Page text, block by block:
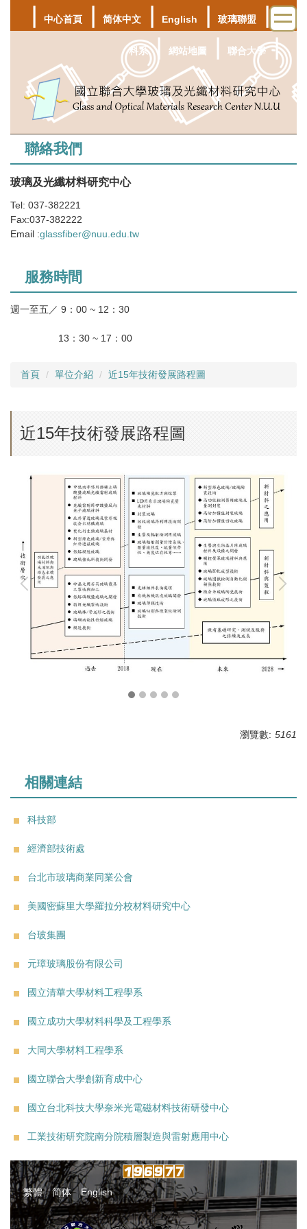
中心首頁 简体中文 English 玻璃聯盟 ｜材
料系｜ 網站地圖 聯合大學｜
聯絡我們
玻璃及光纖材料研究中心
Tel: 037-382221
Fax:037-382222
Email :glassfiber@nuu.edu.tw
服務時間
週一至五／ 9：00 ~ 12：30
13：30 ~ 17：00
首頁 單位介紹 近15年技術發展路程圖
近15年技術發展路程圖
瀏覽數: 5161
相關連結
科技部
經濟部技術處
台北市玻璃商業同業公會
美國密蘇里大學羅拉分校材料研究中心
台玻集團
元璋玻璃股份有限公司
國立清華大學材料工程學系
國立成功大學材料科學及工程學系
大同大學材料工程學系
國立聯合大學創新育成中心
國立台北科技大學奈米光電磁材料技術研發中心
工業技術研究院南分院積層製造與雷射應用中心
繁體 简体 English